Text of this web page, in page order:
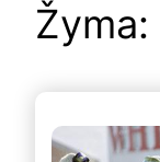
Žyma: